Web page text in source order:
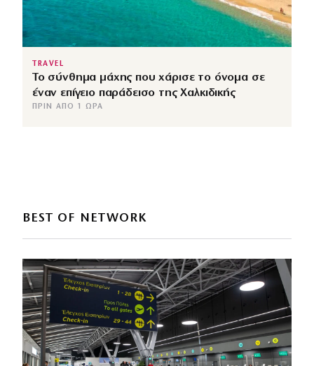
TRAVEL
Το σύνθημα μάχης που χάρισε το όνομα σε
έναν επίγειο παράδεισο της Χαλκιδικής
ΠΡΙΝ ΑΠΌ 1 ΏΡΑ
BEST OF NETWORK